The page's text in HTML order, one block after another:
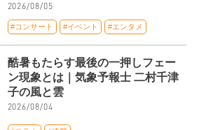
2026/08/05
#コンサート #イベント #エンタメ
酷暑もたらす最後の一押しフェー
ン現象とは｜気象予報士 二村千津
子の風と雲
2026/08/04